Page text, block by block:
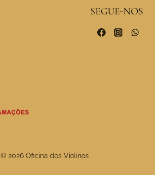
SEGUE-NOS
© 2026 Oficina dos Violinos